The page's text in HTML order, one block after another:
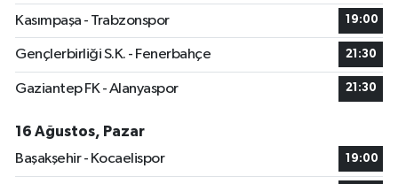
Kasımpaşa - Trabzonspor 19:00
Gençlerbirliği S.K. - Fenerbahçe 21:30
Gaziantep FK - Alanyaspor 21:30
16 Ağustos, Pazar
Başakşehir - Kocaelispor
19:00